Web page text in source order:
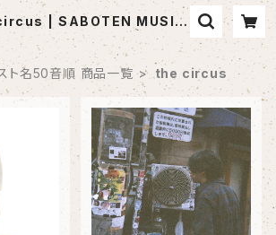
| SABOTEN MUSIC
(セレクトCDショップ)
ト名50音順 商品一覧 the circus